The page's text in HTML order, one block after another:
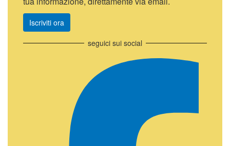
Iscriviti ora
seguici sui social